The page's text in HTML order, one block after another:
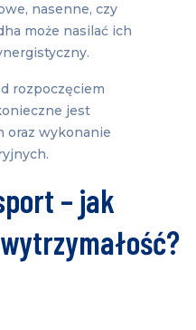
nasenne, czy
może nasilać ich
rozpoczęciem
jest
oraz wykonanie
– jak